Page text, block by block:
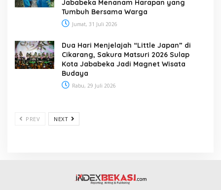
Jababeka Menanam Harapan yang
Tumbuh Bersama Warga
Jumat, 31 Juli 2026
Dua Hari Menjelajah “Little Japan” di
Cikarang, Sakura Matsuri 2026 Sulap
Kota Jababeka Jadi Magnet Wisata
Budaya
Rabu, 29 Juli 2026
PREV NEXT